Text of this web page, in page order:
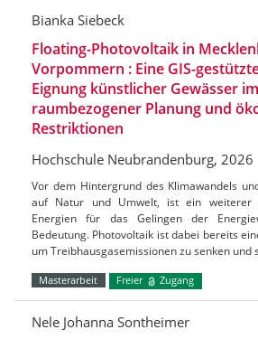
Bianka Siebeck
Floating-Photovoltaik in
Vorpommern : Eine GIS-
Eignung künstlicher Gewässer
raumbezogener Planung und
Restriktionen
Hochschule Neubrandenburg, 2026
Vor dem Hintergrund des Klimawandels
auf Natur und Umwelt, ist ein weiterer
Energien für das Gelingen der
Bedeutung. Photovoltaik ist dabei bereits
um Treibhausgasemissionen zu senken und
Masterarbeit Freier Zugang
Nele Johanna Sontheimer